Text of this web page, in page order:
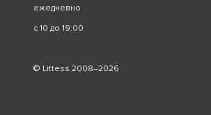
ежедневно
с 10 до 19:00
© Littess 2008–2026